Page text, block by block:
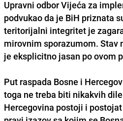
Upravni odbor Vijeća za
podvukao da je BiH priznata
teritorijalni integritet je
mirovnim sporazumom. Stav
je eksplicitno jasan po ovom
Put raspada Bosne i
toga ne treba biti nikakvih
Hercegovina postoji i